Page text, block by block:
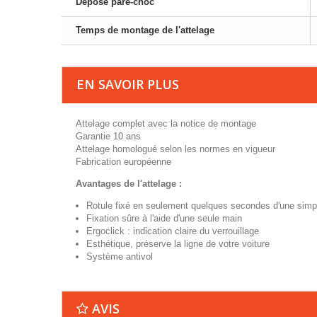
Temps de montage de l'attelage
EN SAVOIR PLUS
Attelage complet avec la notice de montage
Garantie 10 ans
Attelage homologué selon les normes en vigueur
Fabrication européenne
Avantages de l'attelage :
Rotule fixé en seulement quelques secondes d'une
Fixation sûre à l'aide d'une seule main
Ergoclick : indication claire du verrouillage
Esthétique, préserve la ligne de votre voiture
Système antivol
AVIS